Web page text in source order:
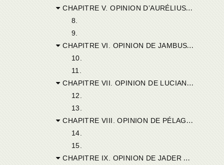
CHAPITRE V. OPINION D’AURÉLIUS D’UTIQUE.
8.
9.
CHAPITRE VI. OPINION DE JAMBUS DE GERMANICIANA.
10.
11.
CHAPITRE VII. OPINION DE LUCIANUS DE RUCUMA.
12.
13.
CHAPITRE VIII. OPINION DE PÉLAGE DE LUPERCIANA.
14.
15.
CHAPITRE IX. OPINION DE JADER DE MIDILA.